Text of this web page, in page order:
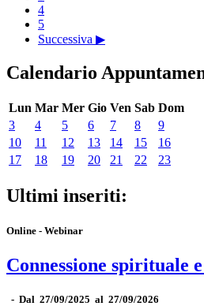
4
5
Successiva ▶
Calendario
Lun Mar Mer Gio Ven Sab Dom
3
4 5 6 7 8
9
10
11 12 13 14 15
16
17
18 19 20 21 22 23
Ultimi inseriti:
Online - Webinar
Connessione spirituale
- Dal 27/09/2025 al 27/09/2026